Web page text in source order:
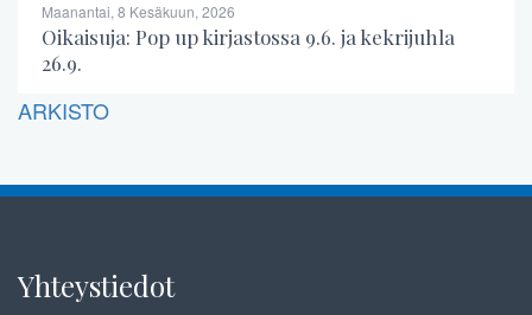
Maanantai, 8 Kesäkuun, 2026
Oikaisuja: Pop up kirjastossa 9.6. ja kekrijuhla
26.9.
ARKISTO
Yhteystiedot